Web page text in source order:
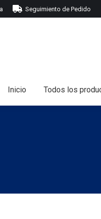
Seguimiento de Pedido
Inicio Todos los